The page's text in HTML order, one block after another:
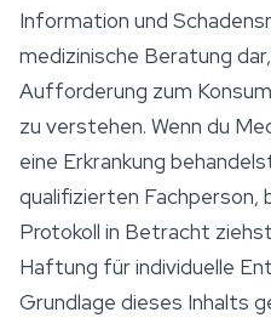
Information und
medizinische Beratung
Aufforderung zum
zu verstehen. Wenn du
eine Erkrankung
qualifizierten Fachperson,
Protokoll in Betracht
Haftung für individuelle
Grundlage dieses Inhalts